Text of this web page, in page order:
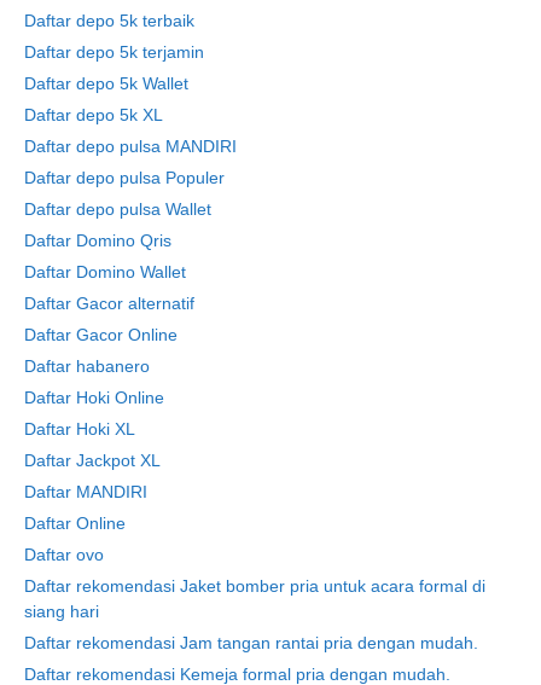
Daftar depo 5k terbaik
Daftar depo 5k terjamin
Daftar depo 5k Wallet
Daftar depo 5k XL
Daftar depo pulsa MANDIRI
Daftar depo pulsa Populer
Daftar depo pulsa Wallet
Daftar Domino Qris
Daftar Domino Wallet
Daftar Gacor alternatif
Daftar Gacor Online
Daftar habanero
Daftar Hoki Online
Daftar Hoki XL
Daftar Jackpot XL
Daftar MANDIRI
Daftar Online
Daftar ovo
Daftar rekomendasi Jaket bomber pria untuk acara formal di
siang hari
Daftar rekomendasi Jam tangan rantai pria dengan mudah.
Daftar rekomendasi Kemeja formal pria dengan mudah.